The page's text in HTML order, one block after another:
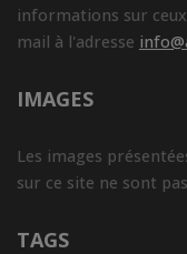
informations sur
mail à l'adresse
IMAGES
Les images
sur ce site ne sont
TAGS